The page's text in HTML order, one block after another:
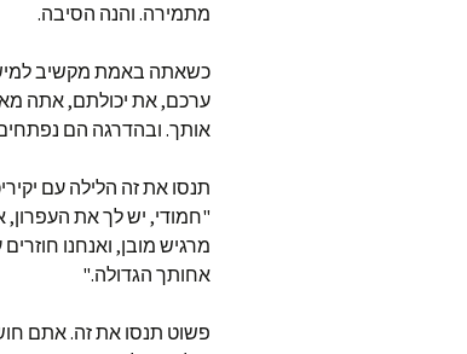
מתמירה. והנה הסיבה.
כשאתה באמת מקשיב
ערכם, את יכולתם, אתה
אותך. ובהדרגה הם נפתחים
תנסו את זה הלילה עם
"חמודי, יש לך את
מרגיש מובן, ואנחנו
אחותך הגדולה."
פשוט תנסו את זה. אתם